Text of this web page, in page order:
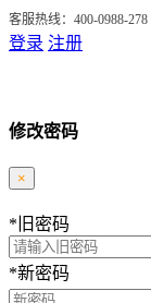
客服热线：400-0988-278
登录 注册
修改密码
×
* 旧密码
*新密码